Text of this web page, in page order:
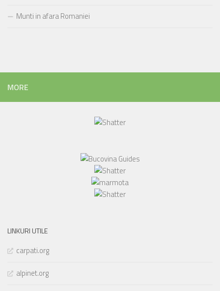
Munti in afara Romaniei
MORE
LINKURI UTILE
carpati.org
alpinet.org